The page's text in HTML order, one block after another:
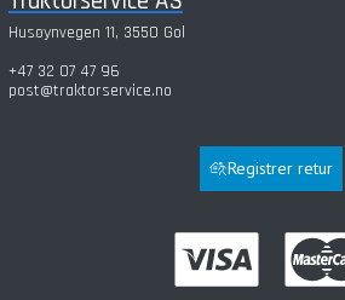
Husøynvegen 11, 3550 Gol
+47 32 07 47 96
post@traktorservice.no
Registrer retur